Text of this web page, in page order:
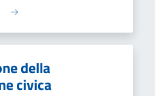
della
civica